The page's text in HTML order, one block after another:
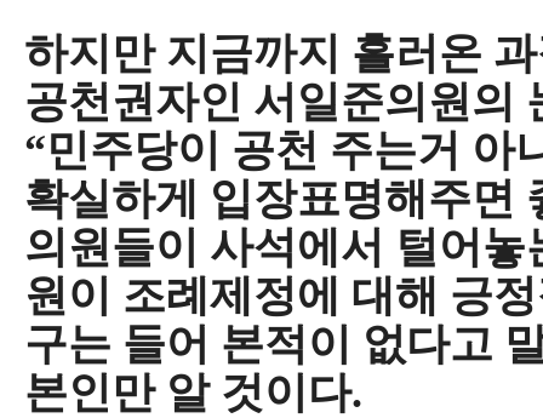
하지만 지금까지 흘러온
공천권자인 서일준의원의
“민주당이 공천 주는거 아
확실하게 입장표명해주면
의원들이 사석에서 털어놓
원이 조례제정에 대해 긍
구는 들어 본적이 없다고
본인만 알 것이다.